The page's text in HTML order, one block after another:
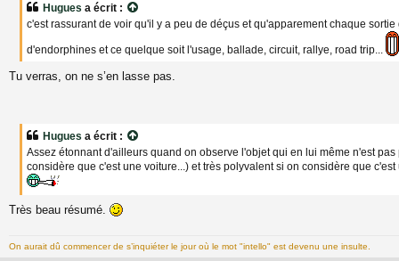
Hugues a écrit :
c'est rassurant de voir qu'il y a peu de déçus et qu'apparement chaque
d'endorphines et ce quelque soit l'usage, ballade, circuit, rallye, road trip...
Tu verras, on ne s’en lasse pas.
Hugues a écrit :
Assez étonnant d'ailleurs quand on observe l'objet qui en lui même n'est
considère que c'est une voiture...) et très polyvalent si on considère que
Très beau résumé.
On aurait dû commencer de s’inquiéter le jour où le mot "intello" est devenu une insulte.